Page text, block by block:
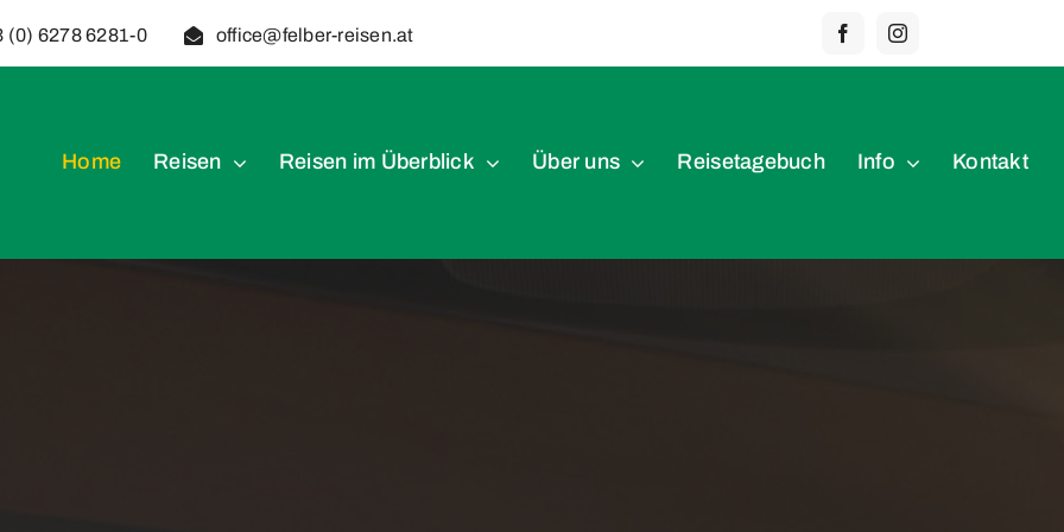
(0) 6278 6281-0 office@felber-reisen.at
Home Reisen Reisen im Überblick Über uns Reisetagebuch Info Kontakt